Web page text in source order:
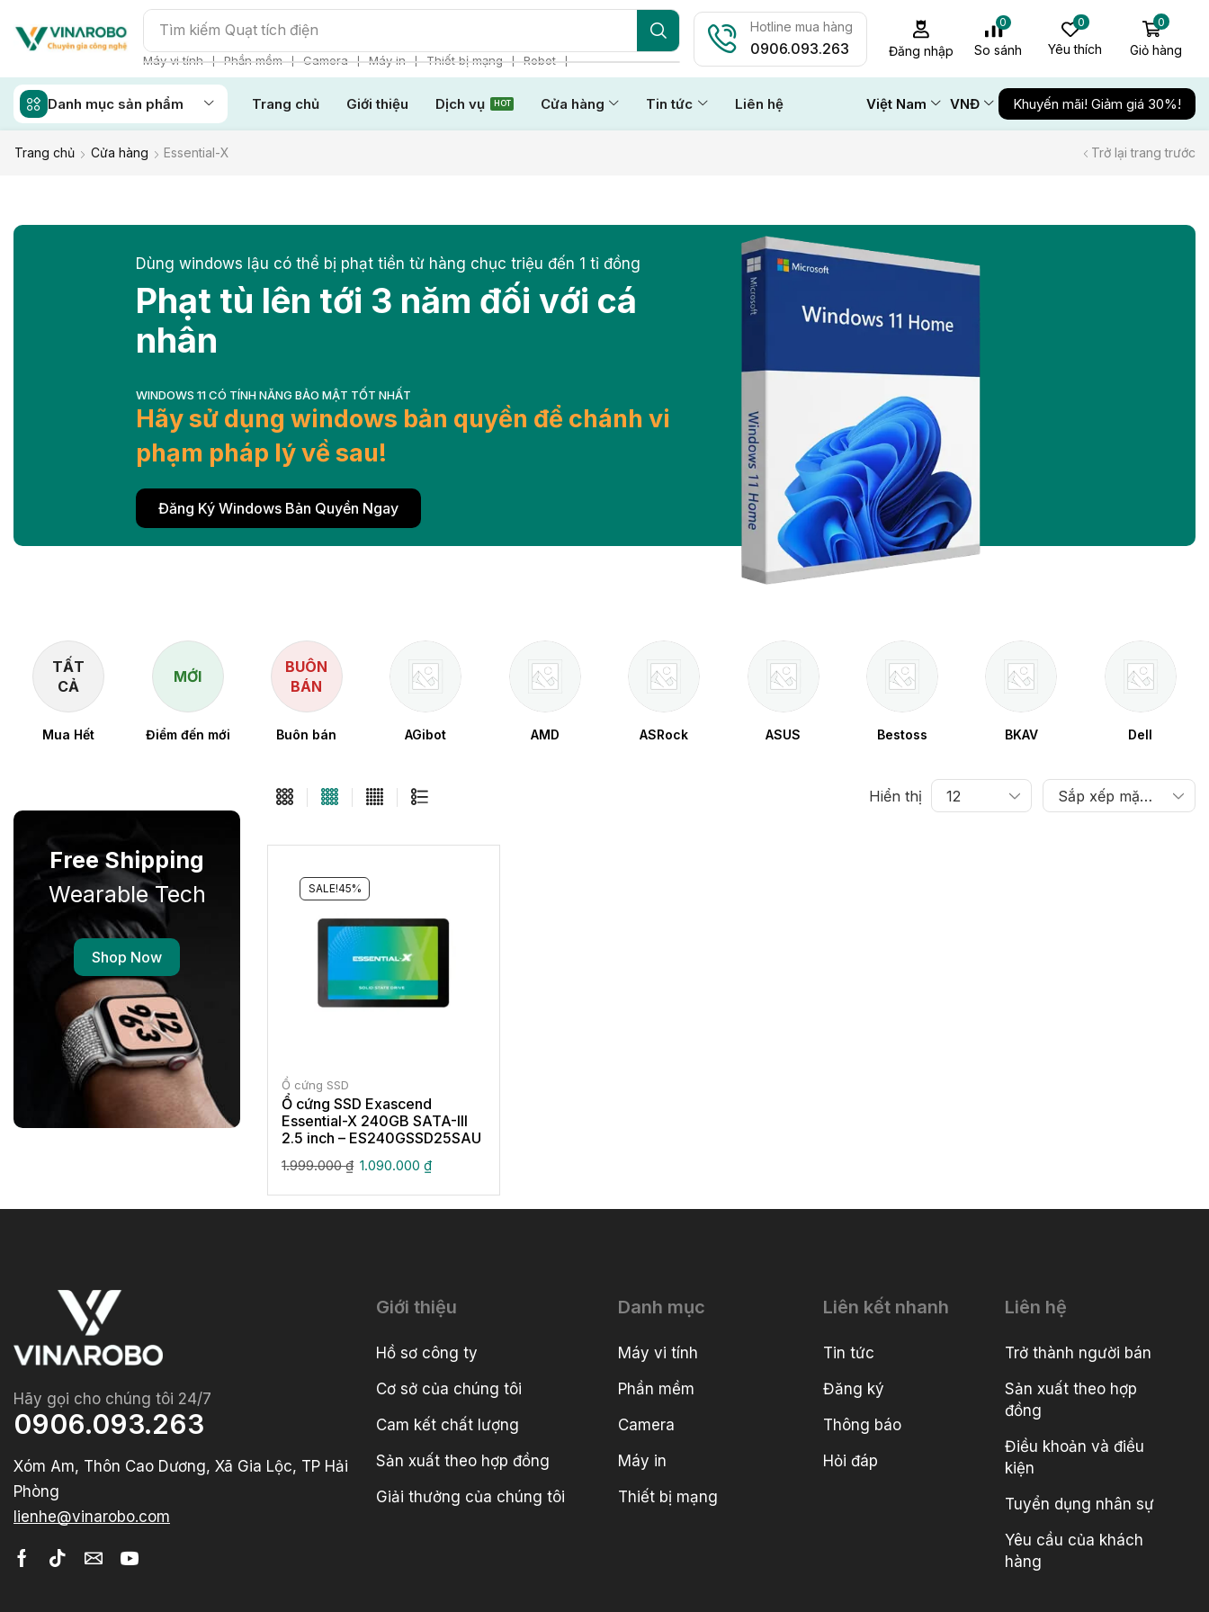
Tìm kiếm Quạt tích điện
Máy vi tính ❘ Phần mềm ❘ Camera ❘ Máy in ❘ Thiết bị mạng ❘ Robot ❘
Hotline mua hàng
0906.093.263 Đăng nhập
0
So sánh
0
Yêu thích
0
Giỏ hàng
Danh mục sản phẩm Trang chủ Giới thiệu Dịch vụ HOT Cửa hàng Tin tức Liên hệ Việt Nam VNĐ Khuyến mãi! Giảm giá 30%!
Trang chủ Cửa hàng Essential-X Trở lại trang trước
Dùng windows lậu có thể bị phạt tiền từ hàng chục triệu đến 1 tỉ đồng
Phạt tù lên tới 3 năm đối với cá
nhân
WINDOWS 11 CÓ TÍNH NĂNG BẢO MẬT TỐT NHẤT
Hãy sử dụng windows bản quyền để chánh vi
phạm pháp lý về sau!
Đăng Ký Windows Bản Quyền Ngay
TẤT
CẢ
Mua Hết
MỚI
Điểm đến mới
BUÔN
BÁN
Buôn bán AGibot AMD ASRock ASUS Bestoss BKAV Dell
Free Shipping
Wearable Tech
Shop Now
Hiển thị
SALE!45%
Ổ cứng SSD
Ổ cứng SSD Exascend
Essential-X 240GB SATA-III
2.5 inch – ES240GSSD25SAU
1.999.000₫ 1.090.000₫
Hãy gọi cho chúng tôi 24/7
0906.093.263
Xóm Am, Thôn Cao Dương, Xã Gia Lộc, TP Hải
Phòng
lienhe@vinarobo.com
Giới thiệu
Hồ sơ công ty
Cơ sở của chúng tôi
Cam kết chất lượng
Sản xuất theo hợp đồng
Giải thưởng của chúng tôi
Danh mục
Máy vi tính
Phần mềm
Camera
Máy in
Thiết bị mạng
Liên kết nhanh
Tin tức
Đăng ký
Thông báo
Hỏi đáp
Liên hệ
Trở thành người bán
Sản xuất theo hợp
đồng
Điều khoản và điều
kiện
Tuyển dụng nhân sự
Yêu cầu của khách
hàng